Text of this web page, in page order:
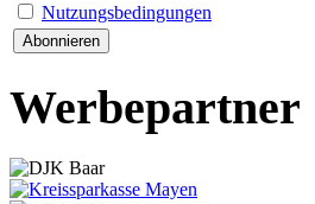
Nutzungsbedingungen
Werbepartner